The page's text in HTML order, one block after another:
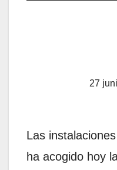
27
Las
ha acogido hoy